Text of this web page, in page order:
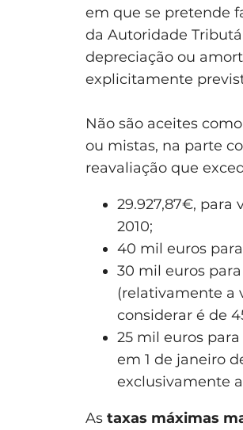
em que se pretende
da Autoridade
depreciação ou
explicitamente
Não são aceites
ou mistas, na parte
reavaliação que
29.927,87€, para
2010;
40 mil euros
30 mil euros
(relativamente a
considerar é de
25 mil euros
em 1 de janeiro
exclusivamente
As taxas máximas